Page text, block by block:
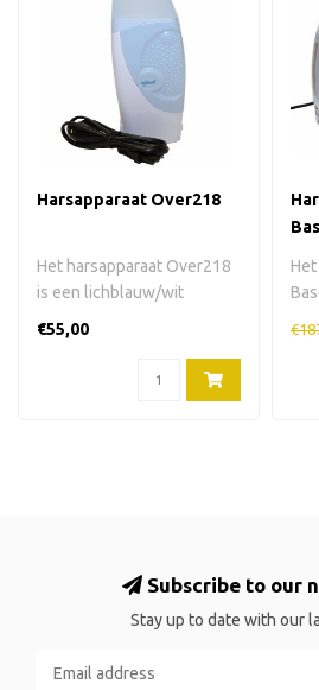
Harsapparaat Over218
Het harsapparaat Over218
is een lichblauw/wit
harspatro..
€55,00
Subscribe to our
Stay up to date with our